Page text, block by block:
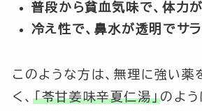
普段から貧血気味で、体力
冷え性で、鼻水が透明でサ
このような方は、無理に強い薬
く、「苓甘姜味辛夏仁湯」のよ